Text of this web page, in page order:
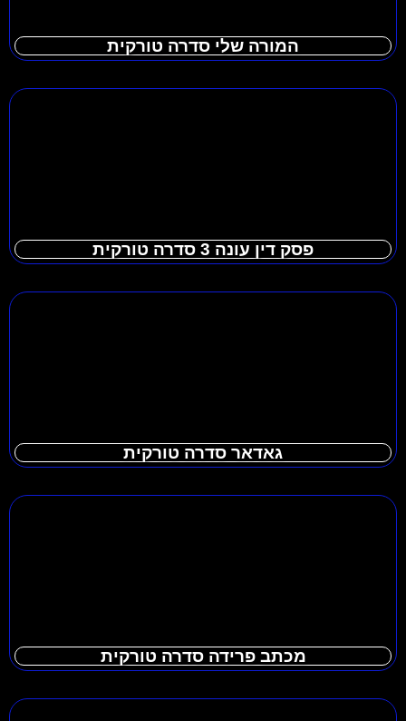
המורה שלי סדרה טורקית
פסק דין עונה 3 סדרה טורקית
גאדאר סדרה טורקית
מכתב פרידה סדרה טורקית